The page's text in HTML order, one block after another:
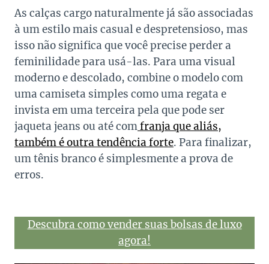
As calças cargo naturalmente já são associadas
à um estilo mais casual e despretensioso, mas
isso não significa que você precise perder a
feminilidade para usá-las. Para uma visual
moderno e descolado, combine o modelo com
uma camiseta simples como uma regata e
invista em uma terceira pela que pode ser
jaqueta jeans ou até comfranja que aliás,
também é outra tendência forte. Para finalizar,
um tênis branco é simplesmente a prova de
erros.
Descubra como vender suas bolsas de luxo
agora!